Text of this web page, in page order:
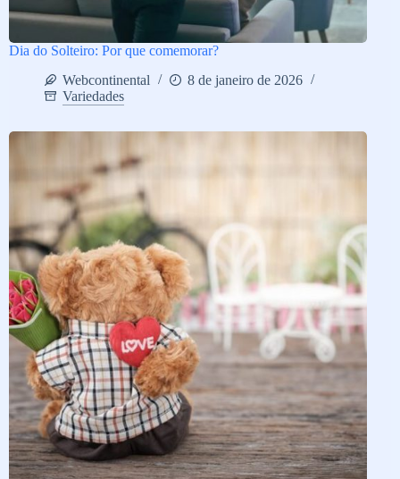
Dia do Solteiro: Por que comemorar?
Webcontinental
8 de janeiro de 2026
Variedades